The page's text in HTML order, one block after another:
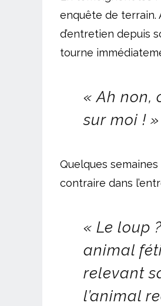
enquête de terrain.
d’entretien depuis
tourne
« Ah non,
sur moi ! »
Quelques semaines
contraire dans
« Le loup
animal
relevant
l’animal